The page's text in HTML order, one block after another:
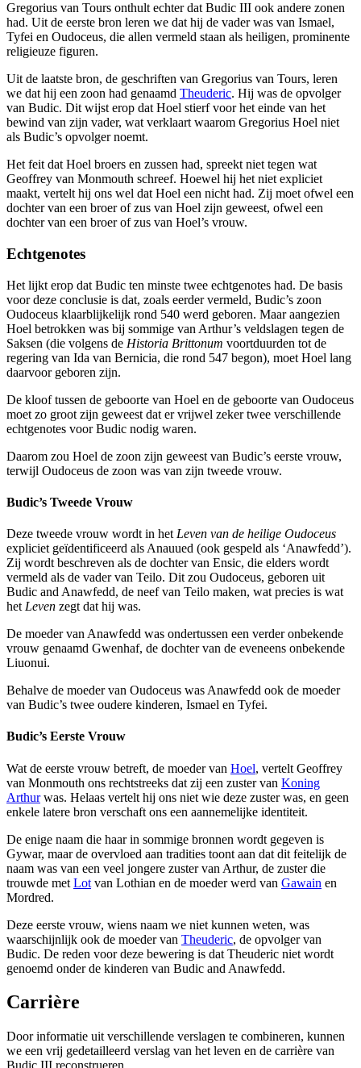
Gregorius van Tours onthult echter dat Budic III ook andere zonen
had. Uit de eerste bron leren we dat hij de vader was van Ismael,
Tyfei en Oudoceus, die allen vermeld staan als heiligen, prominente
religieuze figuren.
Uit de laatste bron, de geschriften van Gregorius van Tours, leren
we dat hij een zoon had genaamd Theuderic. Hij was de opvolger
van Budic. Dit wijst erop dat Hoel stierf voor het einde van het
bewind van zijn vader, wat verklaart waarom Gregorius Hoel niet
als Budic’s opvolger noemt.
Het feit dat Hoel broers en zussen had, spreekt niet tegen wat
Geoffrey van Monmouth schreef. Hoewel hij het niet expliciet
maakt, vertelt hij ons wel dat Hoel een nicht had. Zij moet ofwel een
dochter van een broer of zus van Hoel zijn geweest, ofwel een
dochter van een broer of zus van Hoel’s vrouw.
Echtgenotes
Het lijkt erop dat Budic ten minste twee echtgenotes had. De basis
voor deze conclusie is dat, zoals eerder vermeld, Budic’s zoon
Oudoceus klaarblijkelijk rond 540 werd geboren. Maar aangezien
Hoel betrokken was bij sommige van Arthur’s veldslagen tegen de
Saksen (die volgens de Historia Brittonum voortduurden tot de
regering van Ida van Bernicia, die rond 547 begon), moet Hoel lang
daarvoor geboren zijn.
De kloof tussen de geboorte van Hoel en de geboorte van Oudoceus
moet zo groot zijn geweest dat er vrijwel zeker twee verschillende
echtgenotes voor Budic nodig waren.
Daarom zou Hoel de zoon zijn geweest van Budic’s eerste vrouw,
terwijl Oudoceus de zoon was van zijn tweede vrouw.
Budic’s Tweede Vrouw
Deze tweede vrouw wordt in het Leven van de heilige Oudoceus
expliciet geïdentificeerd als Anauued (ook gespeld als ‘Anawfedd’).
Zij wordt beschreven als de dochter van Ensic, die elders wordt
vermeld als de vader van Teilo. Dit zou Oudoceus, geboren uit
Budic and Anawfedd, de neef van Teilo maken, wat precies is wat
het Leven zegt dat hij was.
De moeder van Anawfedd was ondertussen een verder onbekende
vrouw genaamd Gwenhaf, de dochter van de eveneens onbekende
Liuonui.
Behalve de moeder van Oudoceus was Anawfedd ook de moeder
van Budic’s twee oudere kinderen, Ismael en Tyfei.
Budic’s Eerste Vrouw
Wat de eerste vrouw betreft, de moeder van Hoel, vertelt Geoffrey
van Monmouth ons rechtstreeks dat zij een zuster van Koning
Arthurwas. Helaas vertelt hij ons niet wie deze zuster was, en geen
enkele latere bron verschaft ons een aannemelijke identiteit.
De enige naam die haar in sommige bronnen wordt gegeven is
Gywar, maar de overvloed aan tradities toont aan dat dit feitelijk de
naam was van een veel jongere zuster van Arthur, de zuster die
trouwde met Lot van Lothian en de moeder werd van Gawain en
Mordred.
Deze eerste vrouw, wiens naam we niet kunnen weten, was
waarschijnlijk ook de moeder van Theuderic, de opvolger van
Budic. De reden voor deze bewering is dat Theuderic niet wordt
genoemd onder de kinderen van Budic and Anawfedd.
Carrière
Door informatie uit verschillende verslagen te combineren, kunnen
we een vrij gedetailleerd verslag van het leven en de carrière van